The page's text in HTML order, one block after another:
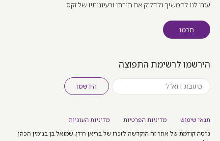
עזרו לנו להמשיך ולחלוק את תורתו ורעיונותיו של זקס
תרמו
הירשמו לרשימת התפוצה
הירשמו
תנאי שימוש מדיניות הפרטיות
מדיניות העוגיות
גרסה קודמת של אתר זה הוקדשה לזכרו של בריאן רודן, שמואל בן בנימין הכהן